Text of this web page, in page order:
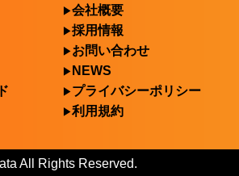
会社概要
採用情報
お問い合わせ
NEWS
プライバシーポリシー
利用規約
All Rights Reserved.